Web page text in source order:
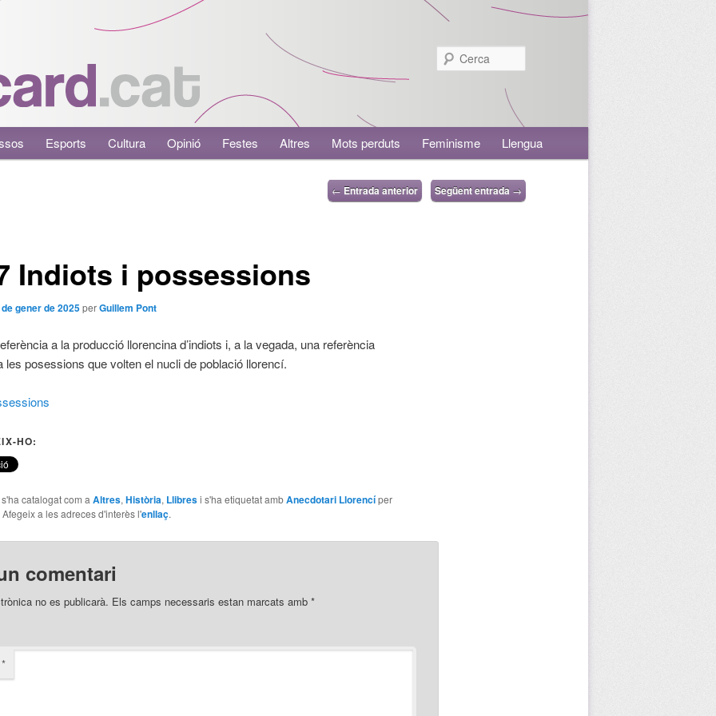
Esports Cultura Opinió Festes Altres Mots perduts Feminisme Llengua
← Entrada anterior Següent entrada →
Indiots i possessions
gener de 2025perGuillem Pont
a la producció llorencina d’indiots i, a la vegada, una referència
les posessions que volten el nucli de població llorencí.
HO:
catalogat com aAltres,Història, Llibresi s'ha etiquetat ambAnecdotari Llorencíper
Afegeix a les adreces d'interès l'enllaç.
comentari
no es publicarà. Els camps necessaris estan marcats amb *
*